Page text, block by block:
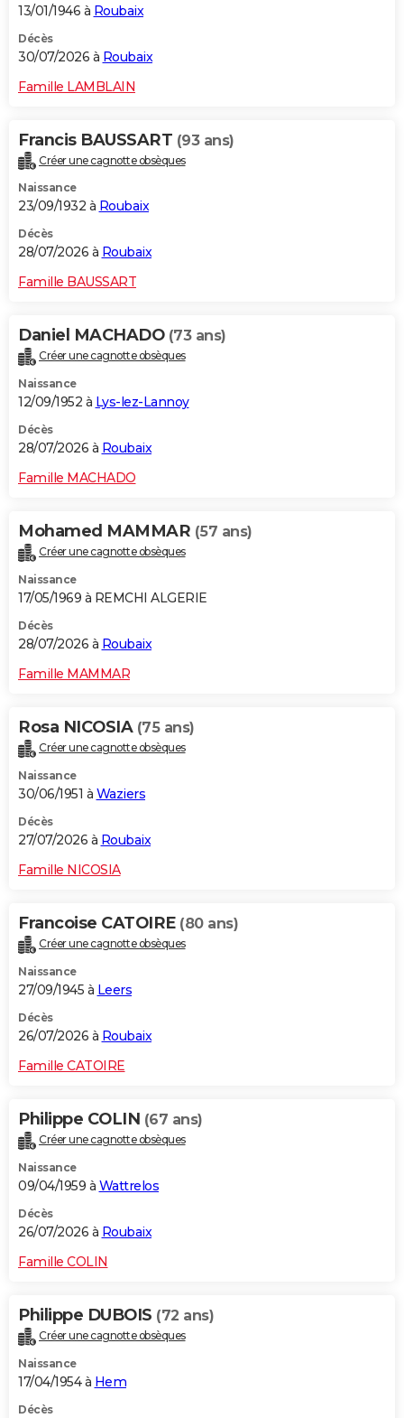
13/01/1946 à Roubaix
Décès
30/07/2026 à Roubaix
Famille LAMBLAIN
Francis BAUSSART (93 ans)
Créer une cagnotte obsèques
Naissance
23/09/1932 à Roubaix
Décès
28/07/2026 à Roubaix
Famille BAUSSART
Daniel MACHADO (73 ans)
Créer une cagnotte obsèques
Naissance
12/09/1952 à Lys-lez-Lannoy
Décès
28/07/2026 à Roubaix
Famille MACHADO
Mohamed MAMMAR (57 ans)
Créer une cagnotte obsèques
Naissance
17/05/1969 à REMCHI ALGERIE
Décès
28/07/2026 à Roubaix
Famille MAMMAR
Rosa NICOSIA (75 ans)
Créer une cagnotte obsèques
Naissance
30/06/1951 à Waziers
Décès
27/07/2026 à Roubaix
Famille NICOSIA
Francoise CATOIRE (80 ans)
Créer une cagnotte obsèques
Naissance
27/09/1945 à Leers
Décès
26/07/2026 à Roubaix
Famille CATOIRE
Philippe COLIN (67 ans)
Créer une cagnotte obsèques
Naissance
09/04/1959 à Wattrelos
Décès
26/07/2026 à Roubaix
Famille COLIN
Philippe DUBOIS (72 ans)
Créer une cagnotte obsèques
Naissance
17/04/1954 à Hem
Décès